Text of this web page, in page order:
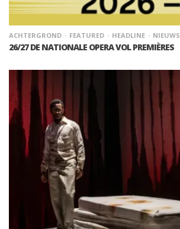
ACHTERGROND FEATURED HEADLINE NIEUWS
26/27 DE NATIONALE OPERA VOL PREMIÈRES